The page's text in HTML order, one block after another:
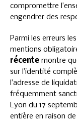
compromettre
engendrer des
Parmi les erreurs
mentions
récente montre
sur l’identité
l’adresse de
fréquemment
Lyon du 17
entière en raison